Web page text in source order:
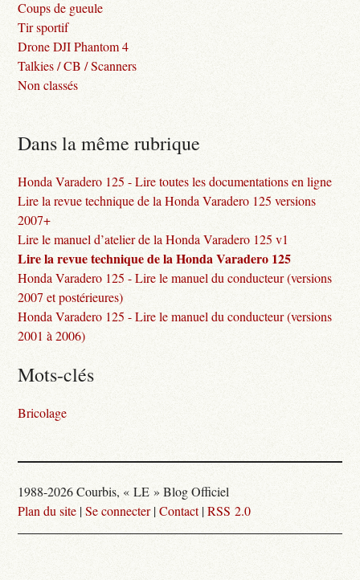
Coups de gueule
Tir sportif
Drone DJI Phantom 4
Talkies / CB / Scanners
Non classés
Dans la même rubrique
Honda Varadero 125 - Lire toutes les documentations en ligne
Lire la revue technique de la Honda Varadero 125 versions
2007+
Lire le manuel d’atelier de la Honda Varadero 125 v1
Lire la revue technique de la Honda Varadero 125
Honda Varadero 125 - Lire le manuel du conducteur (versions
2007 et postérieures)
Honda Varadero 125 - Lire le manuel du conducteur (versions
2001 à 2006)
Mots-clés
Bricolage
1988-2026 Courbis, « LE » Blog Officiel
Plan du site |Se connecter|Contact|RSS 2.0